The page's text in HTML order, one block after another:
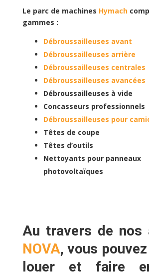
Le parc de machines Hymach
gammes :
Débroussailleuses avant
Débroussailleuses arrière
Débroussailleuses centrales
Débroussailleuses avancées
Débroussailleuses à vide
Concasseurs professionnels
Débroussailleuses pour
Têtes de coupe
Têtes d’outils
Nettoyants pour panneaux
photovoltaïques
Au travers de nos
NOVA, vous pouvez
loueret faire